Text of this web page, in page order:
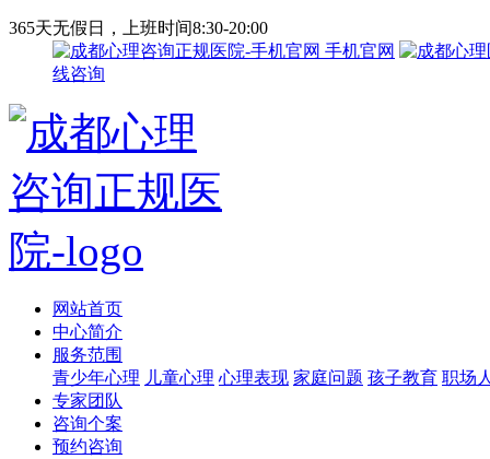
365天无假日，上班时间8:30-20:00
手机官网
线咨询
网站首页
中心简介
服务范围
青少年心理 儿童心理 心理表现 家庭问题 孩子教育 职场
专家团队
咨询个案
预约咨询